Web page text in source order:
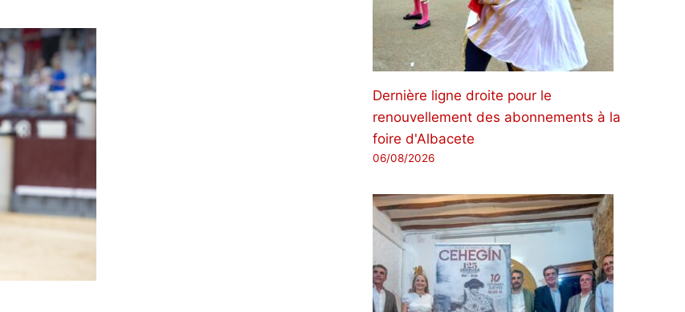
Dernière ligne droite pour le
renouvellement des abonnements à la
foire d'Albacete
06/08/2026